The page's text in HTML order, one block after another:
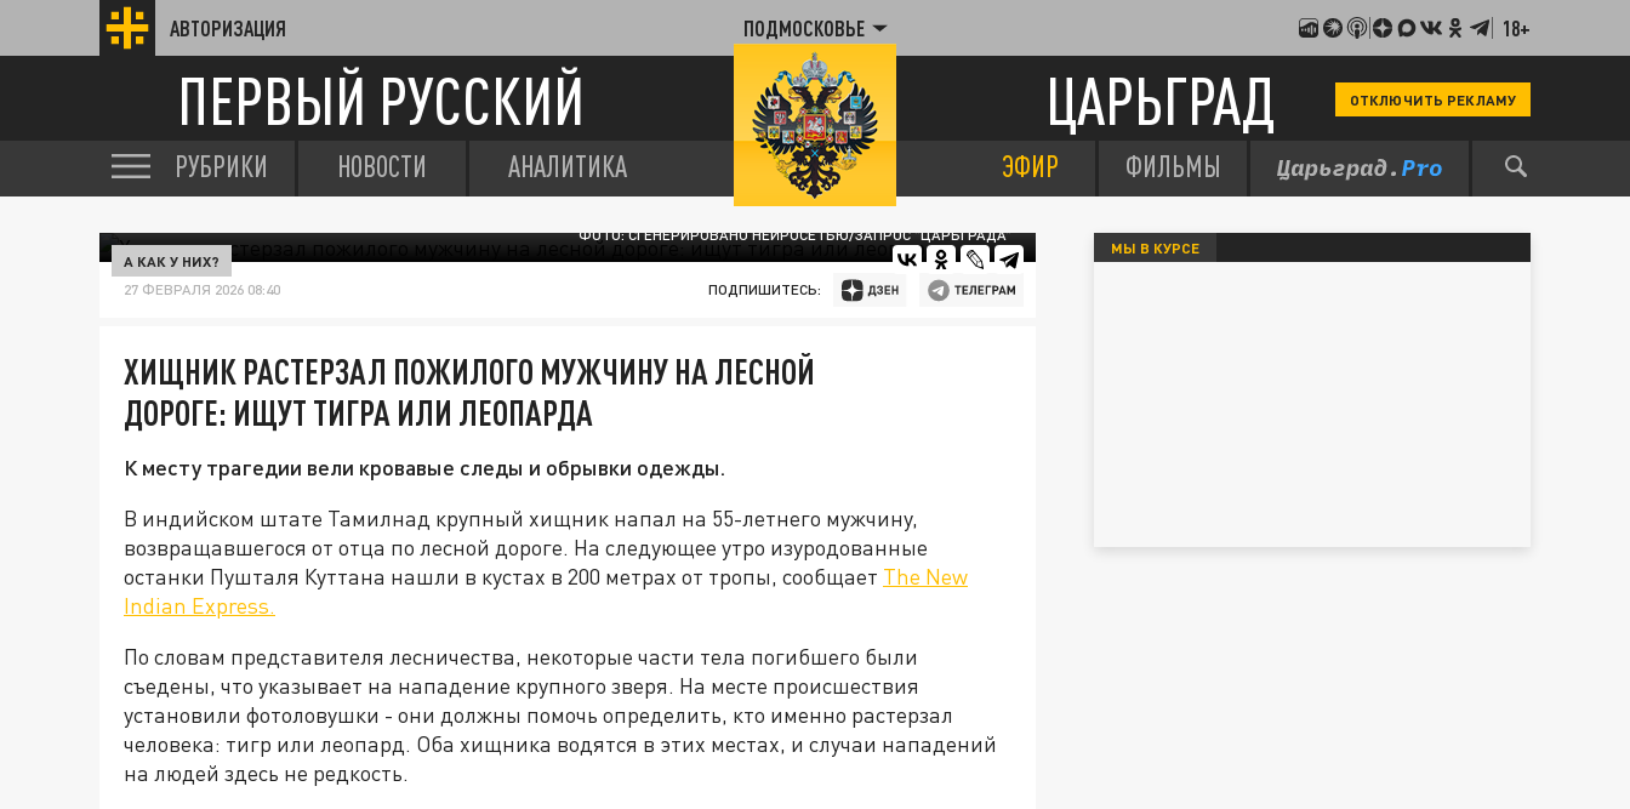
АВТОРИЗАЦИЯ ПОДМОСКОВЬЕ 18+
ПЕРВЫЙ РУССКИЙ ЦАРЬГРАД ОТКЛЮЧИТЬ РЕКЛАМУ
РУБРИКИ НОВОСТИ АНАЛИТИКА ЭФИР ФИЛЬМЫ
ФОТО: СГЕНЕРИРОВАНО НЕЙРОСЕТЬЮ/ЗАПРОС "ЦАРЬГРАДА"
А КАК У НИХ?
27 ФЕВРАЛЯ 2026 08:40 ПОДПИШИТЕСЬ:
ХИЩНИК РАСТЕРЗАЛ ПОЖИЛОГО МУЖЧИНУ НА ЛЕСНОЙ
ДОРОГЕ: ИЩУТ ТИГРА ИЛИ ЛЕОПАРДА
К месту трагедии вели кровавые следы и обрывки одежды.
В индийском штате Тамилнад крупный хищник напал на 55-летнего мужчину,
возвращавшегося от отца по лесной дороге. На следующее утро изуродованные
останки Пушталя Куттана нашли в кустах в 200 метрах от тропы, сообщает The New
Indian Express.
По словам представителя лесничества, некоторые части тела погибшего были
съедены, что указывает на нападение крупного зверя. На месте происшествия
установили фотоловушки - они должны помочь определить, кто именно растерзал
человека: тигр или леопард. Оба хищника водятся в этих местах, и случаи нападений
на людей здесь не редкость.
МЫ В КУРСЕ